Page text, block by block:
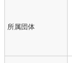
所属団体